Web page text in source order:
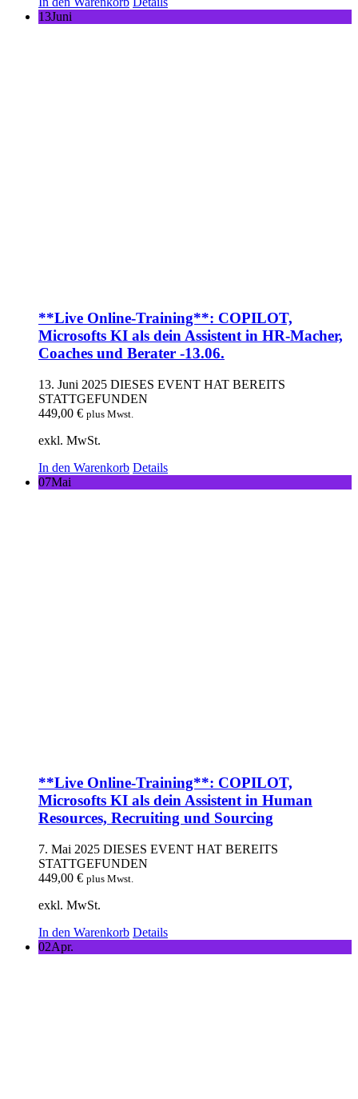
13Juni
**Live Online-Training**: COPILOT,
Microsofts KI als dein Assistent in HR-Macher,
Coaches und Berater -13.06.
13. Juni 2025 DIESES EVENT HAT BEREITS
STATTGEFUNDEN
449,00 € plus Mwst.
exkl. MwSt.
In den Warenkorb Details
07Mai
**Live Online-Training**: COPILOT,
Microsofts KI als dein Assistent in Human
Resources, Recruiting und Sourcing
7. Mai 2025 DIESES EVENT HAT BEREITS
STATTGEFUNDEN
449,00 € plus Mwst.
exkl. MwSt.
In den Warenkorb Details
02Apr.